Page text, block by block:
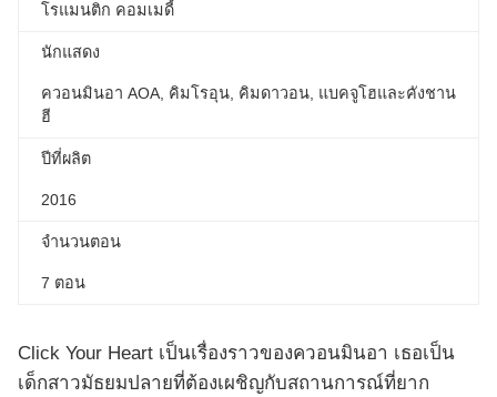
โรแมนติก คอมเมดี้
นักแสดง
ควอนมินอา AOA, คิมโรอุน, คิมดาวอน, แบคจูโฮและคังชาน
ฮี
ปีที่ผลิต
2016
จำนวนตอน
7 ตอน
Click Your Heart เป็นเรื่องราวของควอนมินอา เธอเป็น
เด็กสาวมัธยมปลายที่ต้องเผชิญกับสถานการณ์ที่ยาก